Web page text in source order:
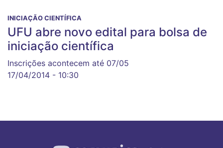
INICIAÇÃO CIENTÍFICA
UFU abre novo edital para bolsa de
iniciação científica
Inscrições acontecem até 07/05
17/04/2014 - 10:30